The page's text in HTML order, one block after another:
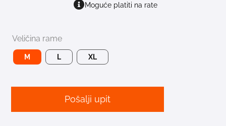
Moguće platiti na rate
Veličina rame
M L XL
Pošalji upit